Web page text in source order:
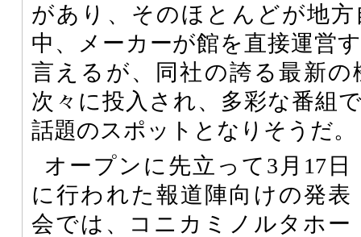
があり、そのほとんどが地
中、メーカーが館を直接運営
言えるが、同社の誇る最新
次々に投入され、多彩な番組
話題のスポットとなりそうだ。
オープンに先立って3月17日
に行われた報道陣向けの発表
会では、コニカミノルタホー